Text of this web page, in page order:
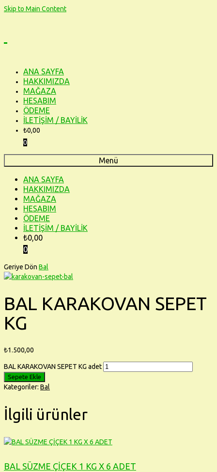
Skip to Main Content
ANA SAYFA
HAKKIMIZDA
MAĞAZA
HESABIM
ÖDEME
İLETİŞİM / BAYİLİK
₺0,00
0
Menü
ANA SAYFA
HAKKIMIZDA
MAĞAZA
HESABIM
ÖDEME
İLETİŞİM / BAYİLİK
₺0,00
0
Geriye Dön Bal
BAL KARAKOVAN SEPET
KG
₺1.500,00
BAL KARAKOVAN SEPET KG adet
Sepete Ekle
Kategoriler: Bal
İlgili ürünler
BAL SÜZME ÇİÇEK 1 KG X 6 ADET